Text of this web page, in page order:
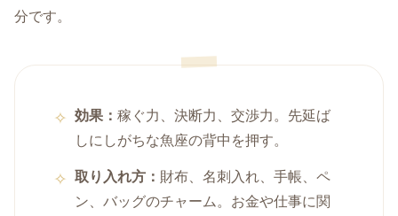
分です。
効果：稼ぐ力、決断力、交渉力。先延ば
しにしがちな魚座の背中を押す。
取り入れ方： 財布、名刺入れ、手帳、ペ
ン、バッグのチャーム。お金や仕事に関